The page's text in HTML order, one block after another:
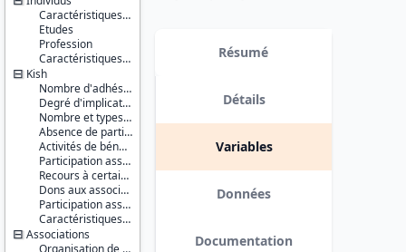
de vie des
partie
variable : vie
associative -
octobre
2002
2012-04-16
Caractéristiques socio-démographiques
Etudes
Profession
Caractéristiques d'enquête
Kish
Nombre d'adhésions à des associations
Degré d'implication dans les associations
Nombre et types d'associations
Absence de participation associative
Activités de bénévolat
Participation associative passée
Recours à certaines associations
Dons aux associations
Participation associative des proches
Caractéristiques d'enquête
Associations
Organisation de l'association
Identifiants :
lil-0158
doi:10.13144/lil-
Thème :
Conditions
de vie et
société
Série :
Enquête
Permanente
sur les
Conditions
Résumé
Détails
Variables
Données
Documentation